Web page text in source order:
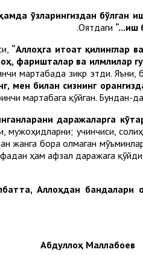
ўзларингиздан бўлган
Оятдаги “...иш
“Аллоҳга итоат қилинглар
фаришталар ва илмлилар
мартабада зикр этди. Яъни,
мен билан сизнинг
мартабага қўйган. Бундан-
даражаларга
учинчиси,
жанга бора олмаган
ҳам афзал даражага
Аллоҳдан бандалари